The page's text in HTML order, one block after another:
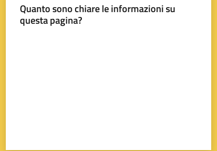
Quanto sono chiare le informazioni su
questa pagina?